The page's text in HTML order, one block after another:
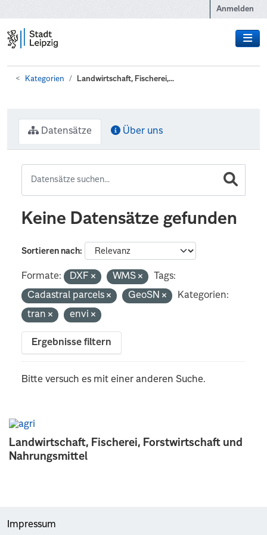
Anmelden
Kategorien Landwirtschaft, Fischerei,...
Landwirtschaft, Fischerei, Forstwirtschaft und
Nahrungsmittel
Datensätze Über uns
Keine Datensätze gefunden
Sortieren nach
Formate: DXF WMS
Tags:
Cadastral parcels
GeoSN
Kategorien:
tran
envi
Ergebnisse filtern
Bitte versuch es mit einer anderen Suche.
Impressum